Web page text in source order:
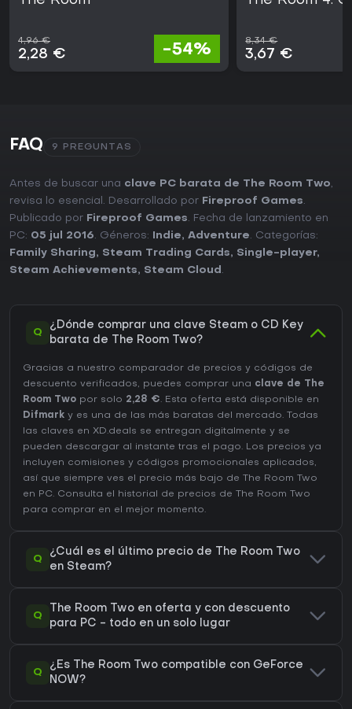
4,96 €
2,28 € -54%
8,34 €
3,67 €
FAQ 9 PREGUNTAS
Antes de buscar una clave PC barata de The Room Two,
revisa lo esencial. Desarrollado por Fireproof Games.
Publicado por Fireproof Games. Fecha de lanzamiento en
PC: 05 jul 2016. Géneros: Indie, Adventure. Categorías:
Family Sharing, Steam Trading Cards, Single-player,
Steam Achievements, Steam Cloud .
Q
¿Dónde comprar una clave Steam o CD Key
barata de The Room Two?
Gracias a nuestro comparador de precios y códigos de
descuento verificados, puedes comprar una clave de The
Room Two por solo 2,28 €. Esta oferta está disponible en
Difmark y es una de las más baratas del mercado. Todas
las claves en XD.deals se entregan digitalmente y se
pueden descargar al instante tras el pago. Los precios ya
incluyen comisiones y códigos promocionales aplicados,
así que siempre ves el precio más bajo de The Room Two
en PC. Consulta el
historial de precios de The Room Two
para comprar en el mejor momento.
Q
¿Cuál es el último precio de The Room Two
en Steam?
Q
The Room Two en oferta y con descuento
para PC - todo en un solo lugar
Q
¿Es The Room Two compatible con GeForce
NOW?